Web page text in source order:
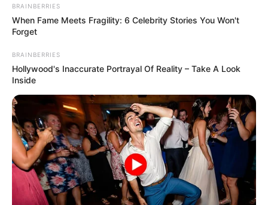
BRAINBERRIES
When Fame Meets Fragility: 6 Celebrity Stories You Won't
Forget
BRAINBERRIES
Hollywood's Inaccurate Portrayal Of Reality – Take A Look
Inside